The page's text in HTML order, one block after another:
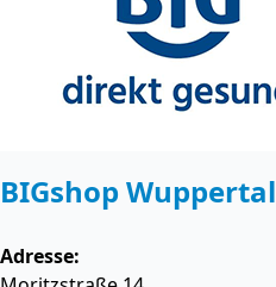
BIGshop Wuppertal
Adresse: